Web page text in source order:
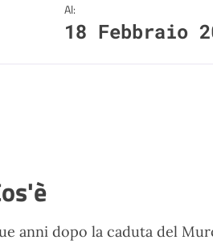
Al:
18 Febbraio
anni dopo la caduta del